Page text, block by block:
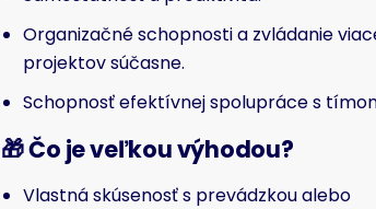
Organizačné schopnosti a zvládanie
projektov súčasne.
Schopnosť efektívnej spolupráce s
🎁Čo je veľkou výhodou?
Vlastná skúsenosť s prevádzkou alebo